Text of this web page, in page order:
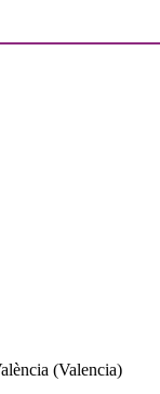
(Valencia)